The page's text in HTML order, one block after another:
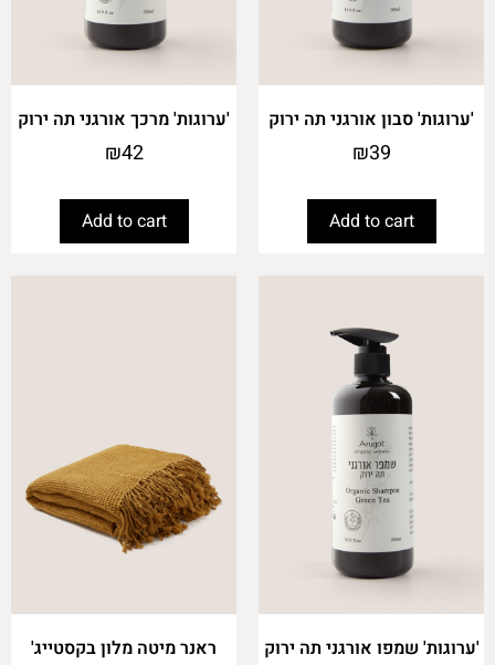
'ערוגות' סבון אורגני תה ירוק
₪39
Add to cart
'ערוגות' מרכך אורגני תה ירוק
₪42
Add to cart
'ערוגות' שמפו אורגני תה ירוק ראנר מיטה מלון בקסטייג'